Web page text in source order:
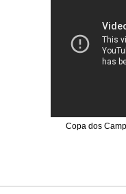
Copa dos